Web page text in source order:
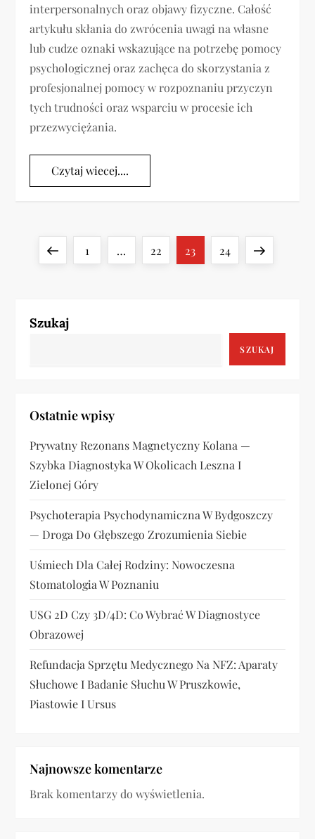
interpersonalnych oraz objawy fizyczne. Całość
artykułu skłania do zwrócenia uwagi na własne
lub cudze oznaki wskazujące na potrzebę pomocy
psychologicznej oraz zachęca do skorzystania z
profesjonalnej pomocy w rozpoznaniu przyczyn
tych trudności oraz wsparciu w procesie ich
przezwyciężania.
Czytaj wiecej....
w
w
w
PreviousPage
1 … Page
22 Page
23 Page
24
Next
Szukaj
SZUKAJ
Ostatnie wpisy
Prywatny Rezonans Magnetyczny Kolana —
Szybka Diagnostyka W Okolicach Leszna I
Zielonej Góry
Psychoterapia Psychodynamiczna W Bydgoszczy
— Droga Do Głębszego Zrozumienia Siebie
Uśmiech Dla Całej Rodziny: Nowoczesna
Stomatologia W Poznaniu
USG 2D Czy 3D/4D: Co Wybrać W Diagnostyce
Obrazowej
Refundacja Sprzętu Medycznego Na NFZ: Aparaty
Słuchowe I Badanie Słuchu W Pruszkowie,
Piastowie I Ursus
Najnowsze komentarze
Brak komentarzy do wyświetlenia.